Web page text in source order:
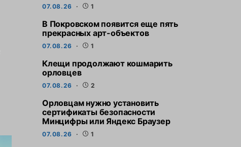
07.08.26 1
В Покровском появится еще пять
прекрасных арт-объектов
07.08.26 1
Клещи продолжают кошмарить
орловцев
07.08.26 2
Орловцам нужно установить
сертификаты безопасности
Минцифры или Яндекс Браузер
07.08.26 1